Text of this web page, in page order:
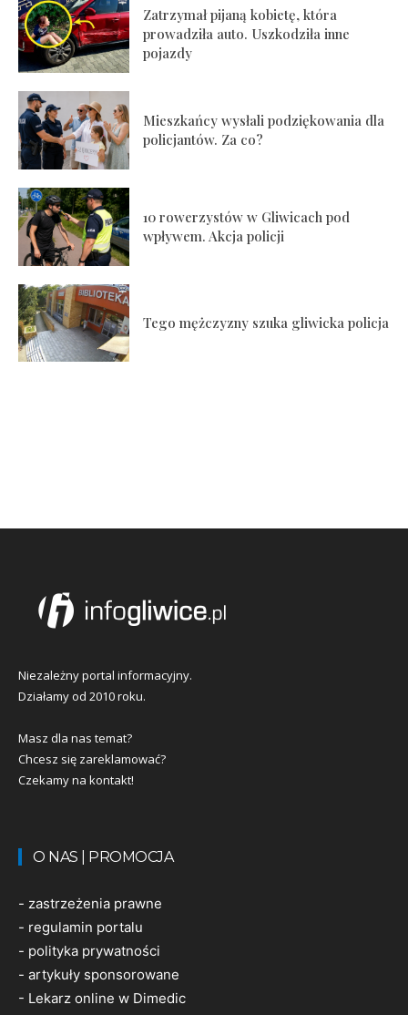
Zatrzymał pijaną kobietę, która
prowadziła auto. Uszkodziła inne
pojazdy
Mieszkańcy wysłali podziękowania dla
policjantów. Za co?
10 rowerzystów w Gliwicach pod
wpływem. Akcja policji
Tego mężczyzny szuka gliwicka policja
Niezależny portal informacyjny.
Działamy od 2010 roku.
Masz dla nas temat?
Chcesz się zareklamować?
Czekamy na kontakt!
O NAS | PROMOCJA
- zastrzeżenia prawne
- regulamin portalu
- polityka prywatności
- artykuły sponsorowane
- Lekarz online w Dimedic